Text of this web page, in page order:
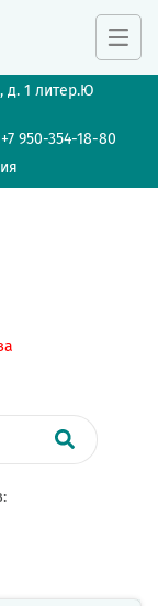
д. 1 литер.Ю
+7 950-354-18-80